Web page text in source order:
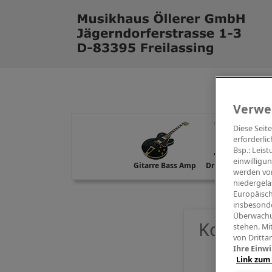
Gitarre Bass Amp Drums Percussion
Kontakt
Diese
Bsp.:
werden
stehen.
von
Ihre
Link